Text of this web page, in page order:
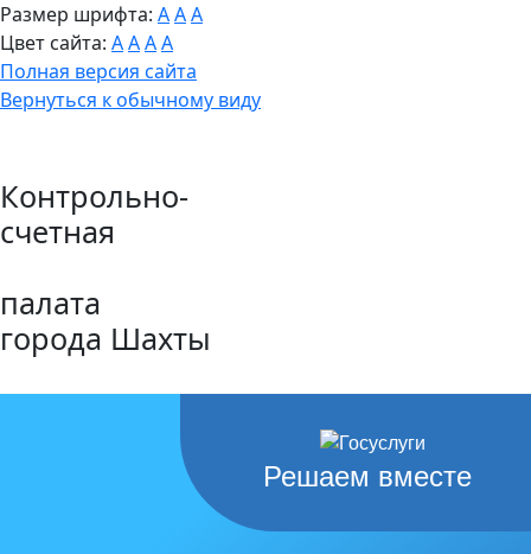
Размер шрифта: AAA
Цвет сайта: AAAA
Полная версия сайта
Вернуться к обычному виду
Контрольно-
счетная
палата
города Шахты
Решаем вместе